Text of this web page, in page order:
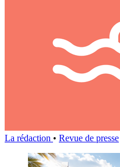
La rédaction • Revue de presse